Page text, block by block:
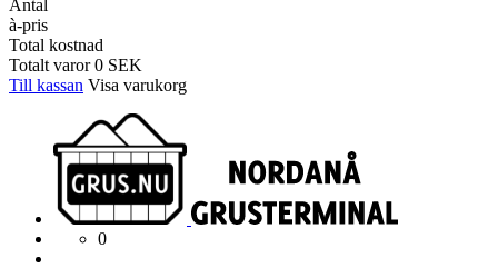
Antal
à-pris
Total kostnad
Totalt varor0 SEK
Till kassan Visa varukorg
0